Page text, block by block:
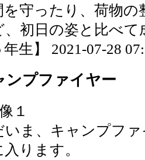
を守ったり、荷物
、初日の姿と比べ
年生】 2021-07-28
ンプファイヤー
いま、キャンプフ
入ります。